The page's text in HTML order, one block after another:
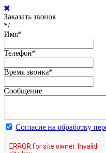
Заказать звонок
*/
Имя*
Телефон*
Время звонка*
Сообщение
Согласие на обработку